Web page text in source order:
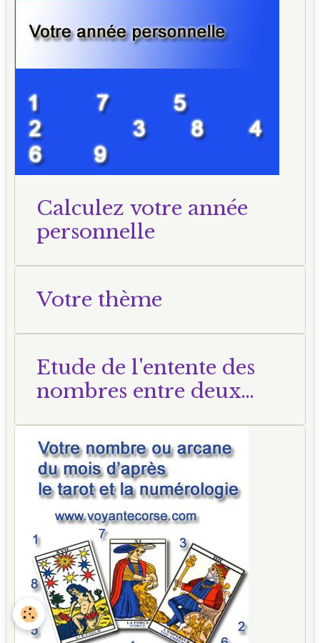
Calculez votre année
personnelle
Votre thème
Etude de l'entente des
nombres entre deux